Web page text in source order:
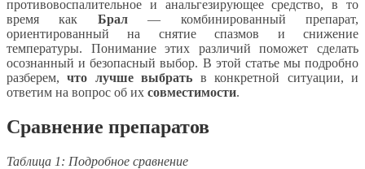
противовоспалительное и анальгезирующее средство, в то
время как Брал— комбинированный препарат,
ориентированный на снятие спазмов и снижение
температуры. Понимание этих различий поможет сделать
осознанный и безопасный выбор. В этой статье мы подробно
разберем,что лучше выбрать в конкретной ситуации, и
ответим на вопрос об их совместимости.
Сравнение препаратов
Таблица 1: Подробное сравнение